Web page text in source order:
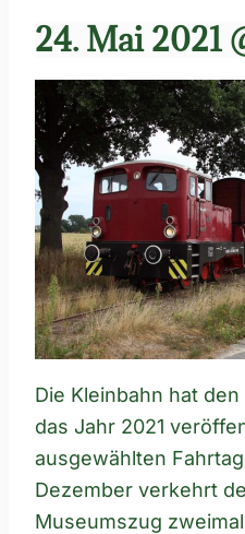
24. Mai 2021
Die Kleinbahn hat
das Jahr 2021
ausgewählten
Dezember verkehrt
Museumszug